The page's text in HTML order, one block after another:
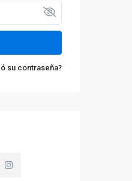
su contraseña?